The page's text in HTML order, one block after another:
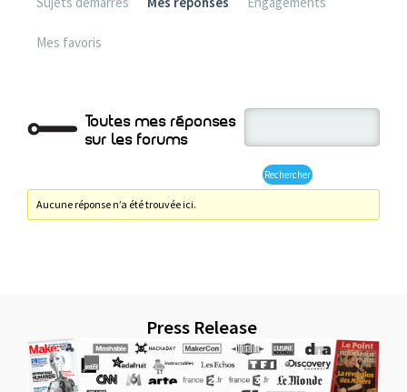
Mes favoris
Toutes mes réponses
sur les forums
Aucune réponse n’a été trouvée ici.
Press Release